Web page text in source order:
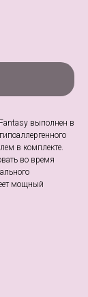
выполнен в
в комплекте.
во время
мощный